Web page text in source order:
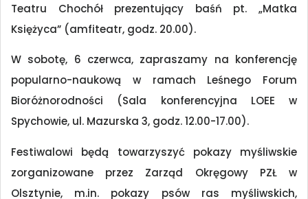
Teatru Chochół prezentujący baśń pt. „Matka
Księżyca” (amfiteatr, godz. 20.00).
W sobotę, 6 czerwca, zapraszamy na konferencję
popularno-naukową w ramach Leśnego Forum
Bioróżnorodności (Sala konferencyjna LOEE w
Spychowie, ul. Mazurska 3, godz. 12.00-17.00).
Festiwalowi będą towarzyszyć pokazy myśliwskie
zorganizowane przez Zarząd Okręgowy PZŁ w
Olsztynie, m.in. pokazy psów ras myśliwskich,